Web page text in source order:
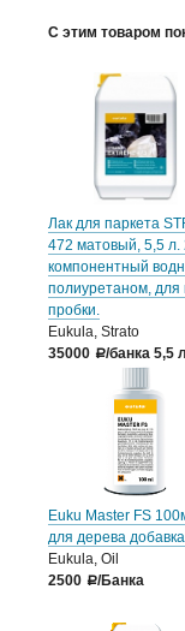
С этим товаром
Лак для паркета
472 матовый, 5,5 л.
компонентный
полиуретаном, для
пробки.
Eukula, Strato
35000
a/банка 5,5 л
Euku Master FS
для дерева
Eukula, Oil
2500
a/Банка